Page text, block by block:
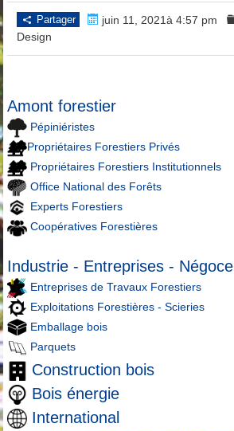
Partager juin 11, 2021à 4:57 pm
Design
Amont forestier
Pépiniéristes
Propriétaires Forestiers Privés
Propriétaires Forestiers Institutionnels
Office National des Forêts
Experts Forestiers
Coopératives Forestières
Industrie - Entreprises - Négoce
Entreprises de Travaux Forestiers
Exploitations Forestières - Scieries
Emballage bois
Parquets
Construction bois
Bois énergie
International